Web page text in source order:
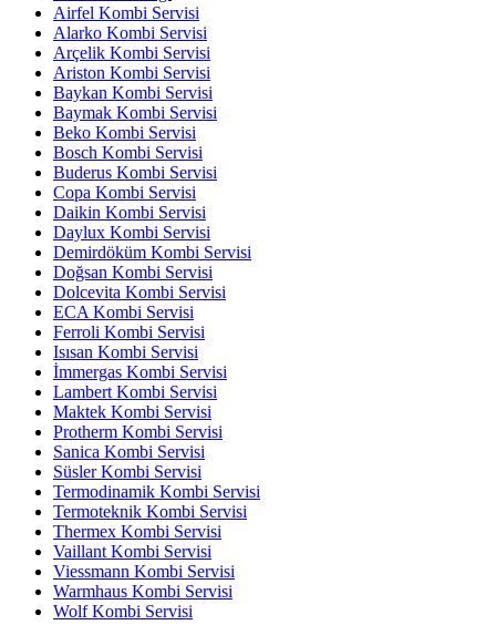
Airfel Kombi Servisi
Alarko Kombi Servisi
Arçelik Kombi Servisi
Ariston Kombi Servisi
Baykan Kombi Servisi
Baymak Kombi Servisi
Beko Kombi Servisi
Bosch Kombi Servisi
Buderus Kombi Servisi
Copa Kombi Servisi
Daikin Kombi Servisi
Daylux Kombi Servisi
Demirdöküm Kombi Servisi
Doğsan Kombi Servisi
Dolcevita Kombi Servisi
ECA Kombi Servisi
Ferroli Kombi Servisi
Isısan Kombi Servisi
İmmergas Kombi Servisi
Lambert Kombi Servisi
Maktek Kombi Servisi
Protherm Kombi Servisi
Sanica Kombi Servisi
Süsler Kombi Servisi
Termodinamik Kombi Servisi
Termoteknik Kombi Servisi
Thermex Kombi Servisi
Vaillant Kombi Servisi
Viessmann Kombi Servisi
Warmhaus Kombi Servisi
Wolf Kombi Servisi